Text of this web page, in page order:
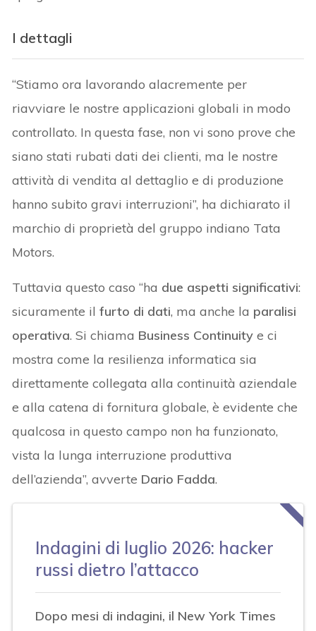
I dettagli
“Stiamo ora lavorando alacremente per
riavviare le nostre applicazioni globali in modo
controllato. In questa fase, non vi sono prove che
siano stati rubati dati dei clienti, ma le nostre
attività di vendita al dettaglio e di produzione
hanno subito gravi interruzioni”, ha dichiarato il
marchio di proprietà del gruppo indiano Tata
Motors.
Tuttavia questo caso “ha due aspetti significativi:
sicuramente ilfurto di dati, ma anche la paralisi
operativa. Si chiama Business Continuity e ci
mostra come la resilienza informatica sia
direttamente collegata alla continuità aziendale
e alla catena di fornitura globale, è evidente che
qualcosa in questo campo non ha funzionato,
vista la lunga interruzione produttiva
dell’azienda”, avverte Dario Fadda.
Indagini di luglio 2026: hacker
russi dietro l’attacco
Dopo mesi di indagini, il New York Times